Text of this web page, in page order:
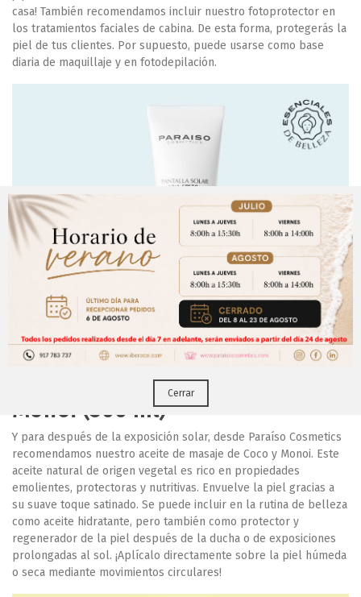
casa! También recomendamos incluir nuestro fotoprotector en
los tratamientos faciales de cabina. De esta forma, protegerás la
piel de tus clientes. Por supuesto, puede usarse como base
diaria de maquillaje y en fotodepilación.
Aceite de Masaje de Coco y
Monoi (500 ml)
Y para después de la exposición solar, desde Paraíso Cosmetics
recomendamos nuestro aceite de masaje de Coco y Monoi. Este
aceite natural de origen vegetal es rico en propiedades
emolientes, protectoras y nutritivas. Envuelve la piel gracias a
su suave toque satinado. Se puede incluir en la rutina de belleza
como aceite hidratante, pero también como protector y
regenerador de la piel después de la ducha o de exposiciones
prolongadas al sol. ¡Aplícalo directamente sobre la piel húmeda
o seca mediante movimientos circulares!
Aviso Importante
¡Regístrate para acceder a los precios y realizar
tus pedidos online.!
Puedes hacerlo desdeAqui!
CERRAR
Cerrar